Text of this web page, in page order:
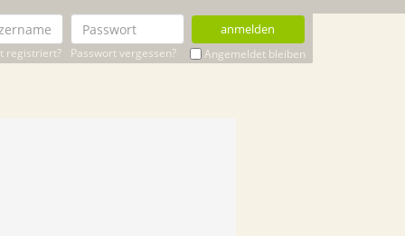
anmelden
registriert? Passwort vergessen? Angemeldet bleiben